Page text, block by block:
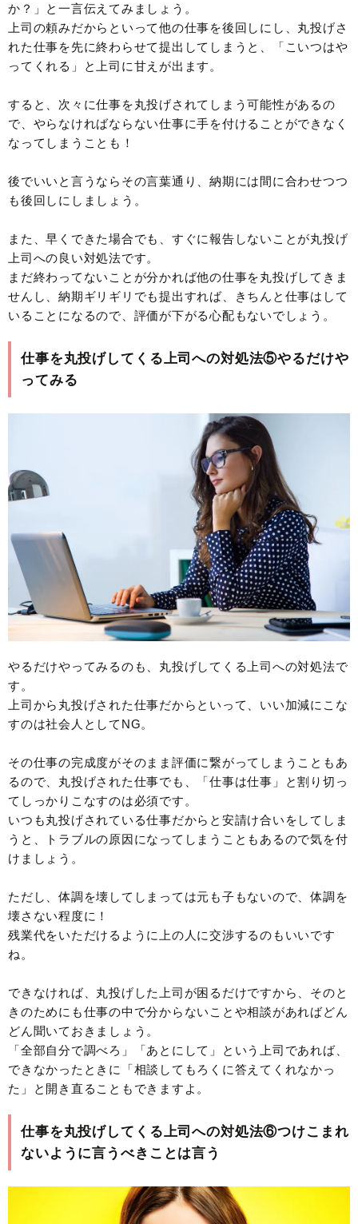
か？」と一言伝えてみましょう。
上司の頼みだからといって他の仕事を後回しにし、丸投げさ
れた仕事を先に終わらせて提出してしまうと、「こいつはや
ってくれる」と上司に甘えが出ます。
すると、次々に仕事を丸投げされてしまう可能性があるの
で、やらなければならない仕事に手を付けることができなく
なってしまうことも！
後でいいと言うならその言葉通り、納期には間に合わせつつ
も後回しにしましょう。
また、早くできた場合でも、すぐに報告しないことが丸投げ
上司への良い対処法です。
まだ終わってないことが分かれば他の仕事を丸投げしてきま
せんし、納期ギリギリでも提出すれば、きちんと仕事はして
いることになるので、評価が下がる心配もないでしょう。
仕事を丸投げしてくる上司への対処法⑤やるだけや
ってみる
やるだけやってみるのも、丸投げしてくる上司への対処法で
す。
上司から丸投げされた仕事だからといって、いい加減にこな
すのは社会人としてNG。
その仕事の完成度がそのまま評価に繋がってしまうこともあ
るので、丸投げされた仕事でも、「仕事は仕事」と割り切っ
てしっかりこなすのは必須です。
いつも丸投げされている仕事だからと安請け合いをしてしま
うと、トラブルの原因になってしまうこともあるので気を付
けましょう。
ただし、体調を壊してしまっては元も子もないので、体調を
壊さない程度に！
残業代をいただけるように上の人に交渉するのもいいです
ね。
できなければ、丸投げした上司が困るだけですから、そのと
きのためにも仕事の中で分からないことや相談があればどん
どん聞いておきましょう。
「全部自分で調べろ」「あとにして」という上司であれば、
できなかったときに「相談してもろくに答えてくれなかっ
た」と開き直ることもできますよ。
仕事を丸投げしてくる上司への対処法⑥つけこまれ
ないように言うべきことは言う